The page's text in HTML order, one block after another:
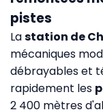
pistes
Lastation de
mécaniques
débrayables et
rapidement les
2 400 mètres